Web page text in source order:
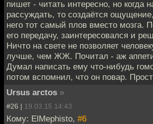
пишет - читать интересно, но когда
рассуждать, то создаётся
него тот самый плов вместо мозга.
его передачу, заинтересовался и
Ничто на свете не позволяет
лучше, чем ЖЖ. Почитал - аж
Думал написать ему что-нибудь
потом вспомнил, что он повар.
Ursus arctos »
#26 | 19.03.15 14:43
Кому: ElMephisto, #6